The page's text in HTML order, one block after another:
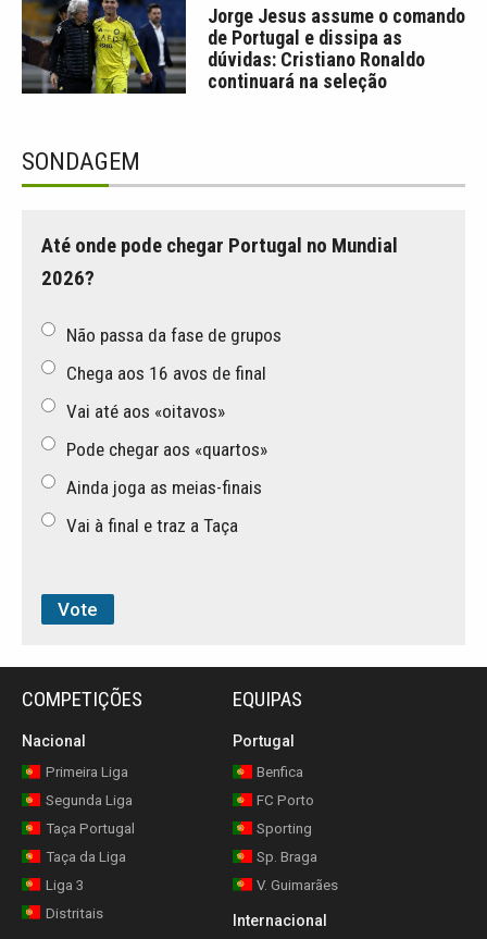
Jorge Jesus assume o comando
de Portugal e dissipa as
dúvidas: Cristiano Ronaldo
continuará na seleção
SONDAGEM
Até onde pode chegar Portugal no Mundial
2026?
Não passa da fase de grupos
Chega aos 16 avos de final
Vai até aos «oitavos»
Pode chegar aos «quartos»
Ainda joga as meias-finais
Vai à final e traz a Taça
COMPETIÇÕES
Nacional
Primeira Liga
Segunda Liga
Taça Portugal
Taça da Liga
Liga 3
Distritais
EQUIPAS
Portugal
Benfica
FC Porto
Sporting
Sp. Braga
V. Guimarães
Internacional